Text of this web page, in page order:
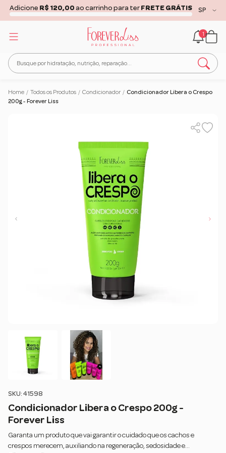
FRETE GRÁTIS ACIMA DER$150,00PARATODO O
BRASIL... COMPRE AGORA!!!Clique aqui
1
Home / Todos os Produtos / Condicionador / Condicionador Libera o Crespo
200g - Forever Liss
SKU: 41598
Condicionador Libera o Crespo 200g -
Forever Liss
Garanta um produto que vai garantir o cuidado que os cachos e
crespos merecem, auxiliando na regeneração, sedosidade e